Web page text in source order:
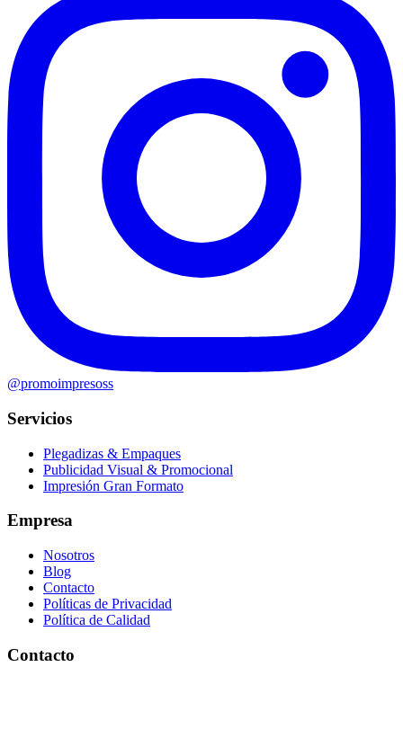
@promoimpresoss
Servicios
Plegadizas & Empaques
Publicidad Visual & Promocional
Impresión Gran Formato
Empresa
Nosotros
Blog
Contacto
Políticas de Privacidad
Política de Calidad
Contacto